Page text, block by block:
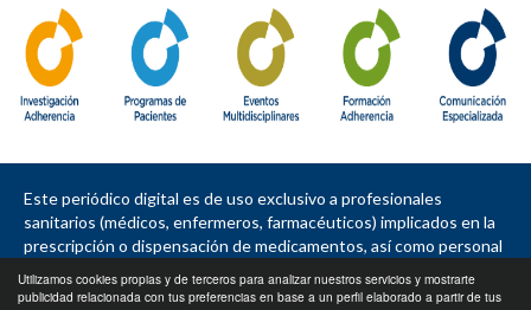
Utilizamos cookies propias y de terceros para analizar nuestros servicios y mostrarte
publicidad relacionada con tus preferencias en base a un perfil elaborado a partir de tus
Este periódico digital es de uso exclusivo a profesionales
sanitarios (médicos, enfermeros, farmacéuticos) implicados en la
prescripción o dispensación de medicamentos, así como personal
pacientes, sociedades e instituciones.